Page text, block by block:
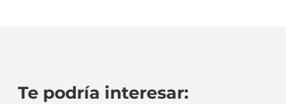
Te podría interesar: